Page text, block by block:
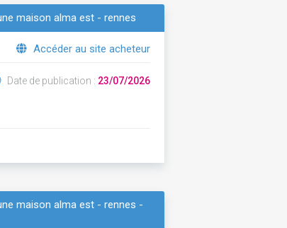
maison alma est - rennes
Accéder au site acheteur
Date de publication : 23/07/2026
maison alma est - rennes -